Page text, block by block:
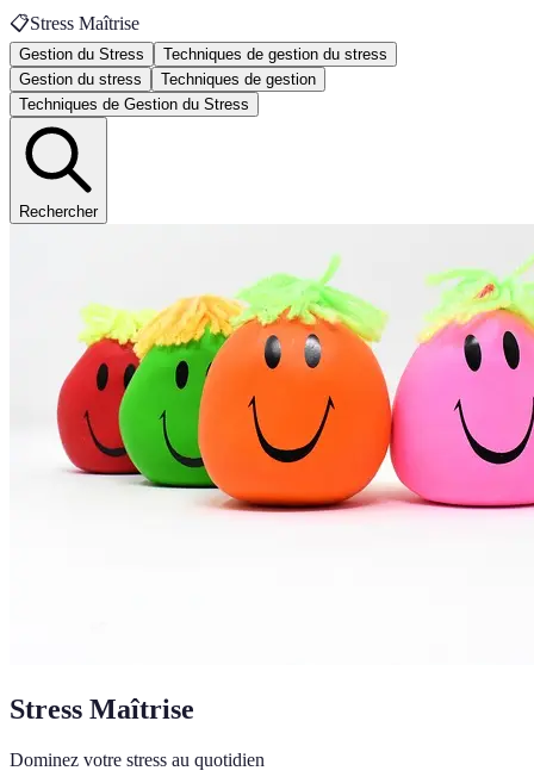
📋Stress Maîtrise
Gestion du Stress
Techniques de gestion du stress
Gestion du stress
Techniques de gestion
Techniques de Gestion du Stress
Rechercher
Stress Maîtrise
Dominez votre stress au quotidien